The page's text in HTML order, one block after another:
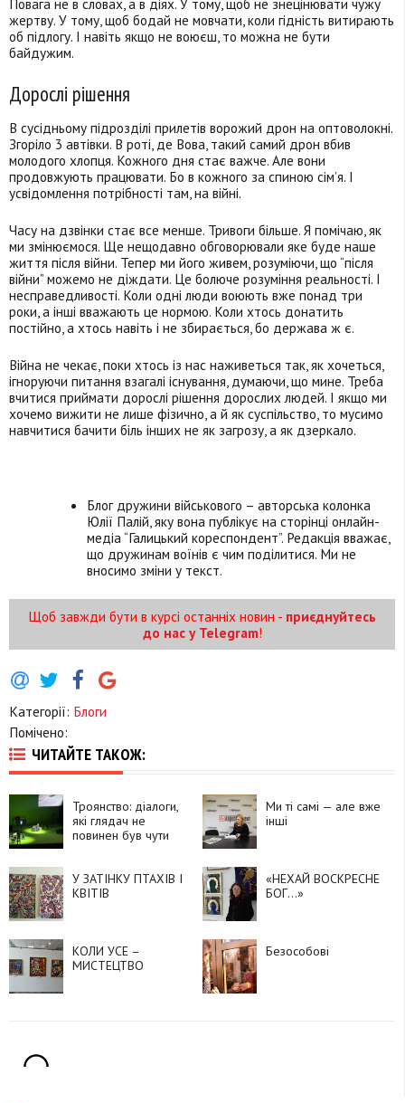
жертву. У тому, щоб бодай не мовчати, коли гідність витирають
об підлогу. І навіть якщо не воюєш, то можна не бути
байдужим.
Дорослі рішення
В сусідньому підрозділі прилетів ворожий дрон на оптоволокні.
Згоріло 3 автівки. В роті, де Вова, такий самий дрон вбив
молодого хлопця. Кожного дня стає важче. Але вони
продовжують працювати. Бо в кожного за спиною сім’я. І
усвідомлення потрібності там, на війні.
Часу на дзвінки стає все менше. Тривоги більше. Я помічаю, як
ми змінюємося. Ще нещодавно обговорювали яке буде наше
життя після війни. Тепер ми його живем, розуміючи, що “після
війни” можемо не діждати. Це болюче розуміння реальності. І
несправедливості. Коли одні люди воюють вже понад три
роки, а інші вважають це нормою. Коли хтось донатить
постійно, а хтось навіть і не збирається, бо держава ж є.
Війна не чекає, поки хтось із нас наживеться так, як хочеться,
ігноруючи питання взагалі існування, думаючи, що мине. Треба
вчитися приймати дорослі рішення дорослих людей. І якщо ми
хочемо вижити не лише фізично, а й як суспільство, то мусимо
навчитися бачити біль інших не як загрозу, а як дзеркало.
Блог дружини військового – авторська колонка
Юлії Палій, яку вона публікує на сторінці онлайн-
медіа “Галицький кореспондент”. Редакція вважає,
що дружинам воїнів є чим поділитися. Ми не
вносимо зміни у текст.
Щоб завжди бути в курсі останніх новин - приєднуйтесь
до нас у Telegram!
Категорії: Блоги
Помічено:
ЧИТАЙТЕ ТАКОЖ:
Троянство: діалоги,
які глядач не
повинен був чути
Ми ті самі — але вже
інші
У ЗАТІНКУ ПТАХІВ І
КВІТІВ
«НЕХАЙ ВОСКРЕСНЕ
БОГ…»
КОЛИ УСЕ –
МИСТЕЦТВО
Безособові